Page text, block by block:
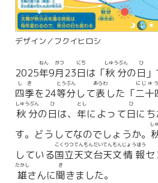
デザイン／フクイヒロシ
2025年
ねん
9月
がつ
23日
にち
は「秋分
しゅうぶん
の日
ひ
四季
しき
を24等分
とうぶん
して表
あらわ
した「二十
にじゅ
秋分
しゅうぶん
の日
ひ
は、 年
とし
によって日
ひ
にち
す。どうしてなのでしょうか。
し
している国立
こくりつ
天文台
てんもんだい
天文
てんもん
情報
じょうほう
セ
雄
たかし
さんに聞
き
きました。